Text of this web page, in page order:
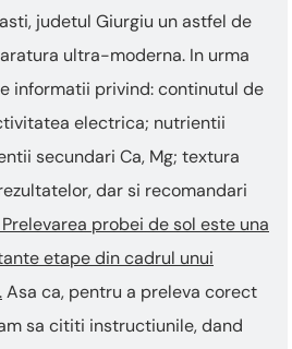
judetul Giurgiu un astfel de
ultra-moderna. In urma
informatii privind: continutul de
electrica; nutrientii
secundari Ca, Mg; textura
dar si recomandari
Prelevarea probei de sol este una
etape din cadrul unui
Asa ca, pentru a preleva corect
sa cititi instructiunile, dand